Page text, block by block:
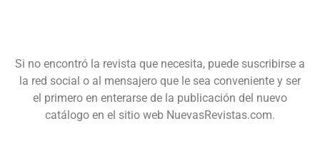
Si no encontró la revista que necesita, puede suscribirse a
la red social o al mensajero que le sea conveniente y ser
el primero en enterarse de la publicación del nuevo
catálogo en el sitio web NuevasRevistas.com.